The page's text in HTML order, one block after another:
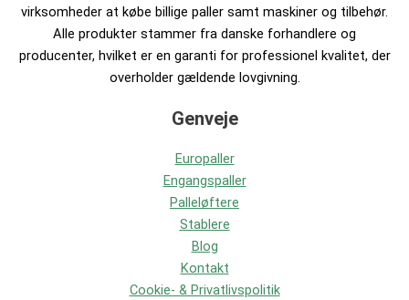
virksomheder at købe billige paller samt maskiner og tilbehør.
Alle produkter stammer fra danske forhandlere og
producenter, hvilket er en garanti for professionel kvalitet, der
overholder gældende lovgivning.
Genveje
Europaller
Engangspaller
Palleløftere
Stablere
Blog
Kontakt
Cookie- & Privatlivspolitik